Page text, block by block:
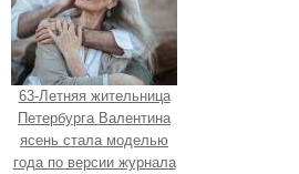
63-Летняя жительница
Петербурга Валентина
ясень стала моделью
года по версии журнала